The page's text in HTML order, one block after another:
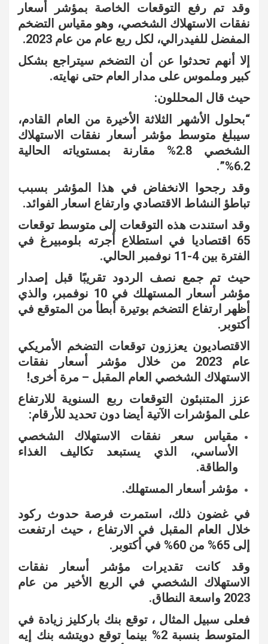
وقد تم رفع التوقعات الخاصة بمؤشر أسعار
نفقات الاستهلاك الشخصي، وهو مقياس التضخم
المفضل للفيدرالي، لكل ربع عام من عام 2023.
إلا أنهم تحدثوا عن أن التضخم سيتراجع بشكل
كبير وملموس على مدار العام حتى نهايته.
حيث قال المحللون:
“بحلول الأشهر الثلاثة الأخيرة من العام القادم،
سيبلغ متوسط ​​مؤشر أسعار نفقات الاستهلاك
الشخصي 2.8% مقارنة بمستوياته الحالية
6.2%”.
وقد رجحوا الانخفاض في هذا المؤشر بسبب
تباطؤ النشاط الاقتصادي وارتفاع اسعار الفوائد.
وقد استندت هذه التوقعات إلى متوسط توقعات
65 اقتصاديا في استطلاع أجرته بلومبيرغ في
الفترة بين 4-11 نوفمبر الحالي.
حيث تم جمع نصف الردود تقريبًا قبل إصدار
مؤشر أسعار المستهلك في 10 نوفمبر، والذي
أظهر ارتفاع التضخم بوتيرة أبطأ من المتوقع في
أكتوبر.
الاقتصاديون يعززون توقعات التضخم الأمريكي
عام 2023 من خلال مؤشر أسعار نفقات
الاستهلاك الشخصي العام المقبل – مرة أخرى!
عزز المتنبئون التوقعات ربع السنوية للارتفاع
على المؤشرات الآتية أيضا دون تحديد للأرقام:
مقياس سعر نفقات الاستهلاك الشخصي
الأساسي، الذي يستبعد تكاليف الغذاء
والطاقة.
مؤشر أسعار المستهلك.
في غضون ذلك، استمرت فرصة حدوث ركود
خلال العام المقبل في الارتفاع ، حيث ارتفعت
إلى 65% من 60% في أكتوبر.
وقد كانت تقديرات مؤشر أسعار نفقات
الاستهلاك الشخصي في الربع الأخير من عام
2023 واسعة النطاق.
فعلى سبيل المثال ، توقع بنك باركليز زيادة في
المتوسط ​​بنسبة 2% بينما توقع دويتشه بنك إيه